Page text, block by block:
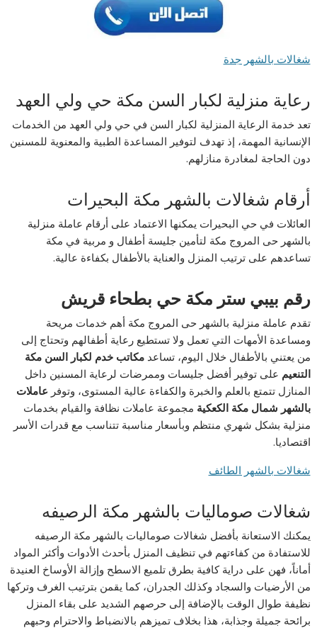
شغالات بالشهر جدة
رعاية منزلية لكبار السن مكة حي ولي العهد
تعد خدمة الرعاية المنزلية لكبار السن في حي ولي العهد من الخدمات
الإنسانية المهمة، إذ تهدف لتوفير المساعدة الطبية والمعنوية للمسنين
دون الحاجة لمغادرة منازلهم.
أرقام شغالات بالشهر مكة البحيرات
العائلات في حي البحيرات يمكنها الاعتماد على أرقام عاملة منزلية
بالشهر حى المروج مكة لتأمين جليسة أطفال و مربية في مكة
تساعدهم على ترتيب المنزل والعناية بالأطفال بكفاءة عالية.
رقم بيبي ستر مكة حي بطحاء قريش
تقدم عاملة منزلية بالشهر حى المروج مكة أهم خدمات مريحة
ومساعدة الأمهات التي تعمل ولا تستطيع رعاية أطفالهم وتحتاج إلى
من يعتني بالأطفال خلال اليوم، تساعدمكاتب خدم لكبار السن مكة
التنعيم على توفير أفضل جليسات وممرضات لرعاية المسنين داخل
المنازل تتمتع بالعلم والخبرة والكفاءة عالية المستوى، وتوفر عاملات
بالشهر شمال مكة الكعكية مجموعة عاملات نظافة والقيام بخدمات
منزلية بشكل شهري منتظم وبأسعار مناسبة تتناسب مع قدرات الأسر
اقتصاديا.
شغالات بالشهر الطائف
شغالات صوماليات بالشهر مكة الرصيفه
يمكنك الاستعانة بأفضل شغالات صوماليات بالشهر مكة الرصيفه
للاستفادة من كفاءتهم في تنظيف المنزل بأحدث الأدوات وأكثر المواد
أماناً، فهن على دراية كافية بطرق تلميع الاسطح وإزالة الأوساخ العنيدة
من الأرضيات والسجاد وكذلك الجدران، كما يقمن بترتيب الغرف وتركها
نظيفة طوال الوقت بالإضافة إلى حرصهم الشديد على بقاء المنزل
برائحة جميلة وجذابة، هذا بخلاف تميزهم بالانضباط والاحترام وحبهم